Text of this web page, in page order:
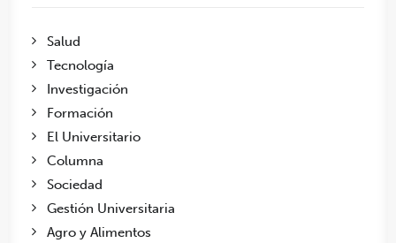
Salud
Tecnología
Investigación
Formación
El Universitario
Columna
Sociedad
Gestión Universitaria
Agro y Alimentos